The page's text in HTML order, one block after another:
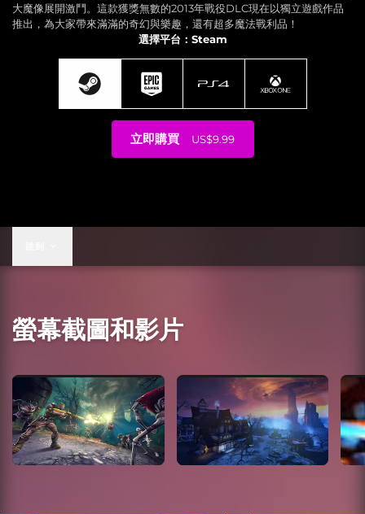
大魔像展開激鬥。這款獲獎無數的2013年戰役DLC現在以獨立遊戲作品
推出，為大家帶來滿滿的奇幻與樂趣，還有超多魔法戰利品！
選擇平台：Steam
立即購買 US$9.99
螢幕截圖和影片